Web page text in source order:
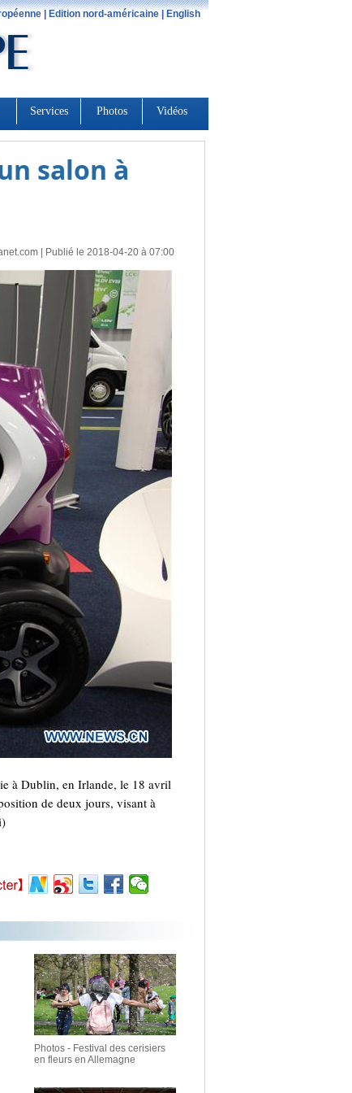
salon à
| Publié le 2018-04-20 à 07:00
à Dublin, en Irlande, le 18 avril
de deux jours, visant à
Photos - Festival des cerisiers
en fleurs en Allemagne